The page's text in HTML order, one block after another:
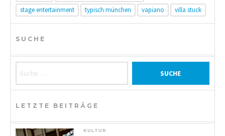
stage entertainment
typisch münchen vapiano villa stuck
SUCHE
LETZTE BEITRÄGE
KULTUR